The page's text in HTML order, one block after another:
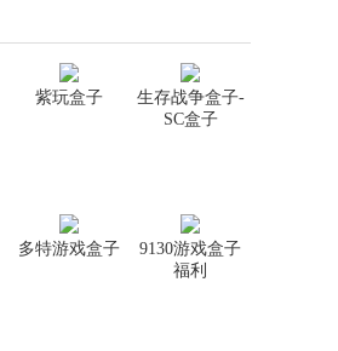
生存战争盒子-
SC盒子
紫玩盒子
9130游戏盒子
福利
多特游戏盒子